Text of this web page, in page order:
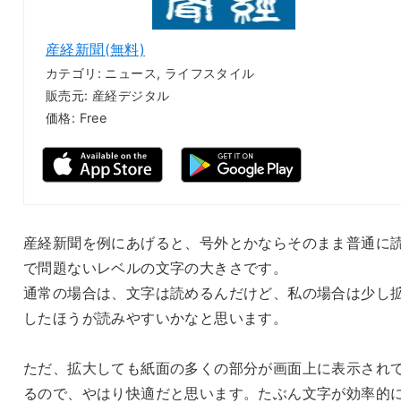
産経新聞(無料)
カテゴリ: ニュース, ライフスタイル
販売元: 産経デジタル
価格: Free
産経新聞を例にあげると、号外とかならそのまま普通に
で問題ないレベルの文字の大きさです。
通常の場合は、文字は読めるんだけど、私の場合は少し
したほうが読みやすいかなと思います。
ただ、拡大しても紙面の多くの部分が画面上に表示され
るので、やはり快適だと思います。たぶん文字が効率的